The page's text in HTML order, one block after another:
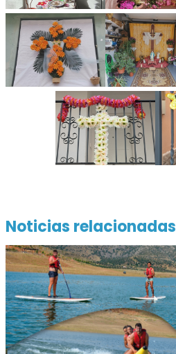
Noticias relacionadas